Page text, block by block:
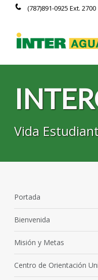
(787)891-0925 Ext. 2700
Vida
Portada
Bienvenida
Misión y Metas
Centro de Orientación